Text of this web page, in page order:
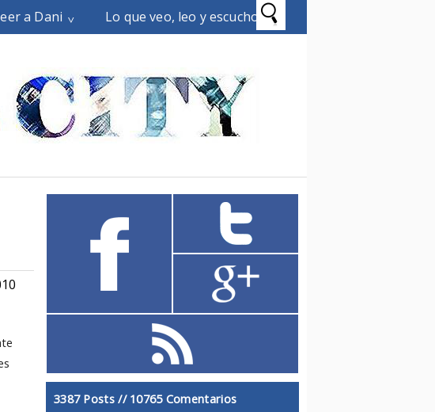
a Dani Lo que veo, leo y escucho
3387 Posts // 10765 Comentarios